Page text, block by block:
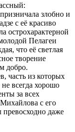
злобно и
с её красиво
острохарактерной
Пелагеи
что её светлая
творение
добро.
часть из которых
всегда хорошо
за всех
с его
даже